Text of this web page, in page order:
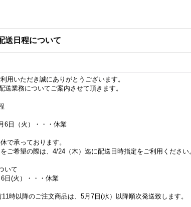
1,851円(税別)
2,112円(税別)
送日程について
用いただき誠にありがとうございます。
送業務についてご案内させて頂きます。
6日（火）・・・休業
で承っております。
ご希望の際は、4/24（木）迄に配送日時指定をご利用ください
いて
日(火）・・・休業
時以降のご注文商品は、5月7日(水）以降順次発送致します。